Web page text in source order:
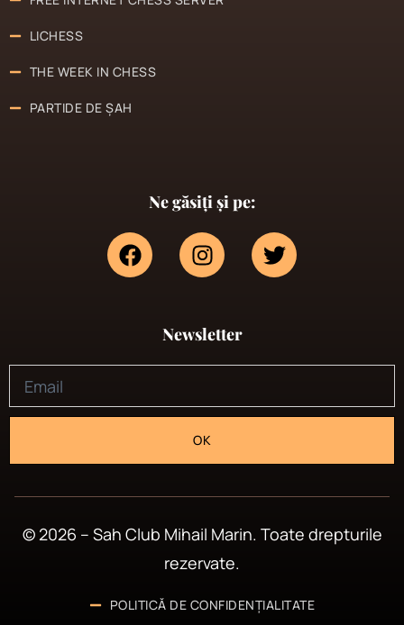
LICHESS
THE WEEK IN CHESS
PARTIDE DE ȘAH
Ne găsiți și pe:
Newsletter
OK
© 2026 – Sah Club Mihail Marin. Toate drepturile
rezervate.
POLITICĂ DE CONFIDENȚIALITATE